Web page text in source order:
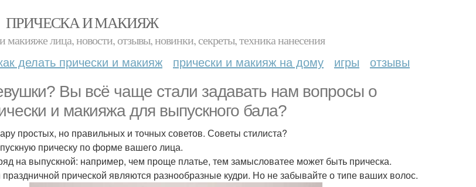
ПРИЧЕСКА И МАКИЯЖ
макияже лица, новости, отзывы, новинки, секреты, техника нанесения
делать прически и макияж прически и макияж на дому игры отзывы
Вы всё чаще стали задавать нам вопросы о
и макияжа для выпускного бала?
простых, но правильных и точных советов. Советы стилиста?
прическу по форме вашего лица.
на выпускной: например, чем проще платье, тем замысловатее может быть прическа.
прической являются разнообразные кудри. Но не забывайте о типе ваших волос.